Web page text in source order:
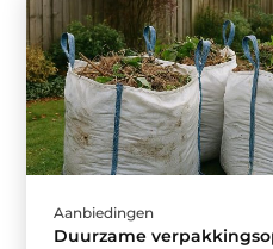
Aanbiedingen
Duurzame